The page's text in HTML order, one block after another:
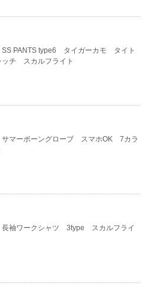
SS PANTS type6 タイガーカモ タイト
チ スカルフライト
サマーボーングローブ スマホOK 7カラ
長袖ワークシャツ 3type スカルフライ